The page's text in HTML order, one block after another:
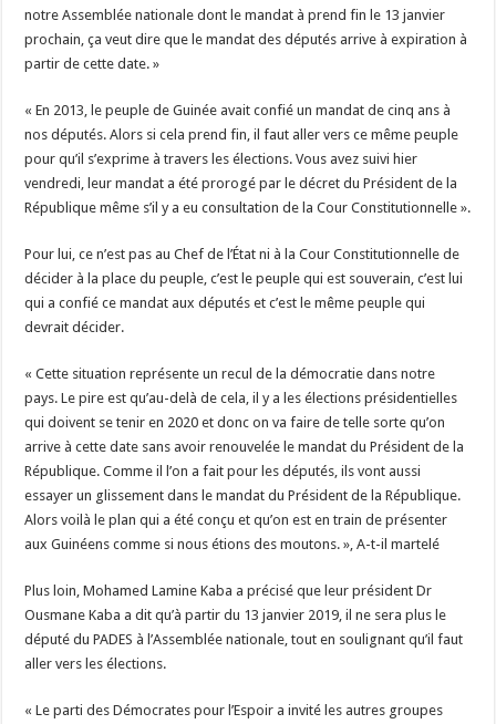
notre Assemblée nationale dont le mandat à prend fin le 13 janvier
prochain, ça veut dire que le mandat des députés arrive à expiration à
partir de cette date. »
« En 2013, le peuple de Guinée avait confié un mandat de cinq ans à
nos députés. Alors si cela prend fin, il faut aller vers ce même peuple
pour qu’il s’exprime à travers les élections. Vous avez suivi hier
vendredi, leur mandat a été prorogé par le décret du Président de la
République même s’il y a eu consultation de la Cour Constitutionnelle ».
Pour lui, ce n’est pas au Chef de l’État ni à la Cour Constitutionnelle de
décider à la place du peuple, c’est le peuple qui est souverain, c’est lui
qui a confié ce mandat aux députés et c’est le même peuple qui
devrait décider.
« Cette situation représente un recul de la démocratie dans notre
pays. Le pire est qu’au-delà de cela, il y a les élections présidentielles
qui doivent se tenir en 2020 et donc on va faire de telle sorte qu’on
arrive à cette date sans avoir renouvelée le mandat du Président de la
République. Comme il l’on a fait pour les députés, ils vont aussi
essayer un glissement dans le mandat du Président de la République.
Alors voilà le plan qui a été conçu et qu’on est en train de présenter
aux Guinéens comme si nous étions des moutons. », A-t-il martelé
Plus loin, Mohamed Lamine Kaba a précisé que leur président Dr
Ousmane Kaba a dit qu’à partir du 13 janvier 2019, il ne sera plus le
député du PADES à l’Assemblée nationale, tout en soulignant qu’il faut
aller vers les élections.
« Le parti des Démocrates pour l’Espoir a invité les autres groupes